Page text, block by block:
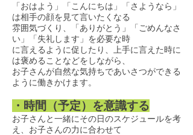
「おはよう」「こんにちは」「さようなら」
は相手の顔を見て言いたくなる
雰囲気づくり、「ありがとう」「ごめんなさ
い」「失礼します」を必要な時
に言えるように促したり、上手に言えた時に
は褒めることなどをしながら、
お子さんが自然な気持ちであいさつができる
ように働きかけます。
・時間（予定）を意識する
お子さんと一緒にその日のスケジュールを考
え、お子さんの力に合わせて